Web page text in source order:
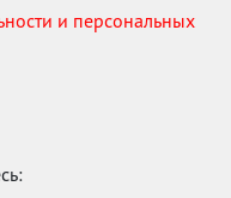
и персональных